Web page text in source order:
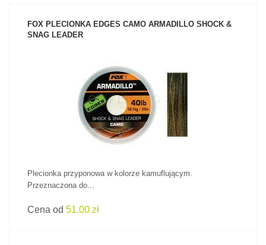
FOX PLECIONKA EDGES CAMO ARMADILLO SHOCK &
SNAG LEADER
ZOBACZ PRODUKT
Plecionka przyponowa w kolorze kamuflującym.
Przeznaczona do...
Cena od 51.00 zł